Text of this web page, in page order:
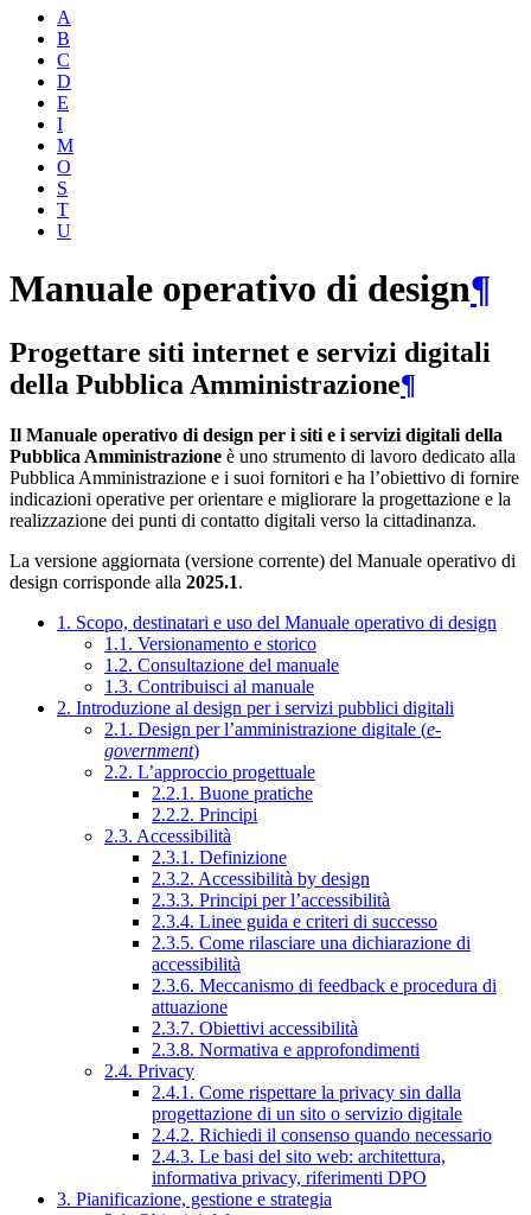
A
B
C
D
E
I
M
O
S
T
U
Manuale operativo di design¶
Progettare siti internet e servizi digitali
della Pubblica Amministrazione¶
Il Manuale operativo di design per i siti e i servizi digitali della
Pubblica Amministrazione è uno strumento di lavoro dedicato alla
Pubblica Amministrazione e i suoi fornitori e ha l’obiettivo di fornire
indicazioni operative per orientare e migliorare la progettazione e la
realizzazione dei punti di contatto digitali verso la cittadinanza.
La versione aggiornata (versione corrente) del Manuale operativo di
design corrisponde alla 2025.1.
1. Scopo, destinatari e uso del Manuale operativo di design
1.1. Versionamento e storico
1.2. Consultazione del manuale
1.3. Contribuisci al manuale
2. Introduzione al design per i servizi pubblici digitali
2.1. Design per l’amministrazione digitale (e-
government)
2.2. L’approccio progettuale
2.2.1. Buone pratiche
2.2.2. Principi
2.3. Accessibilità
2.3.1. Definizione
2.3.2. Accessibilità by design
2.3.3. Principi per l’accessibilità
2.3.4. Linee guida e criteri di successo
2.3.5. Come rilasciare una dichiarazione di
accessibilità
2.3.6. Meccanismo di feedback e procedura di
attuazione
2.3.7. Obiettivi accessibilità
2.3.8. Normativa e approfondimenti
2.4. Privacy
2.4.1. Come rispettare la privacy sin dalla
progettazione di un sito o servizio digitale
2.4.2. Richiedi il consenso quando necessario
2.4.3. Le basi del sito web: architettura,
informativa privacy, riferimenti DPO
3. Pianificazione, gestione e strategia